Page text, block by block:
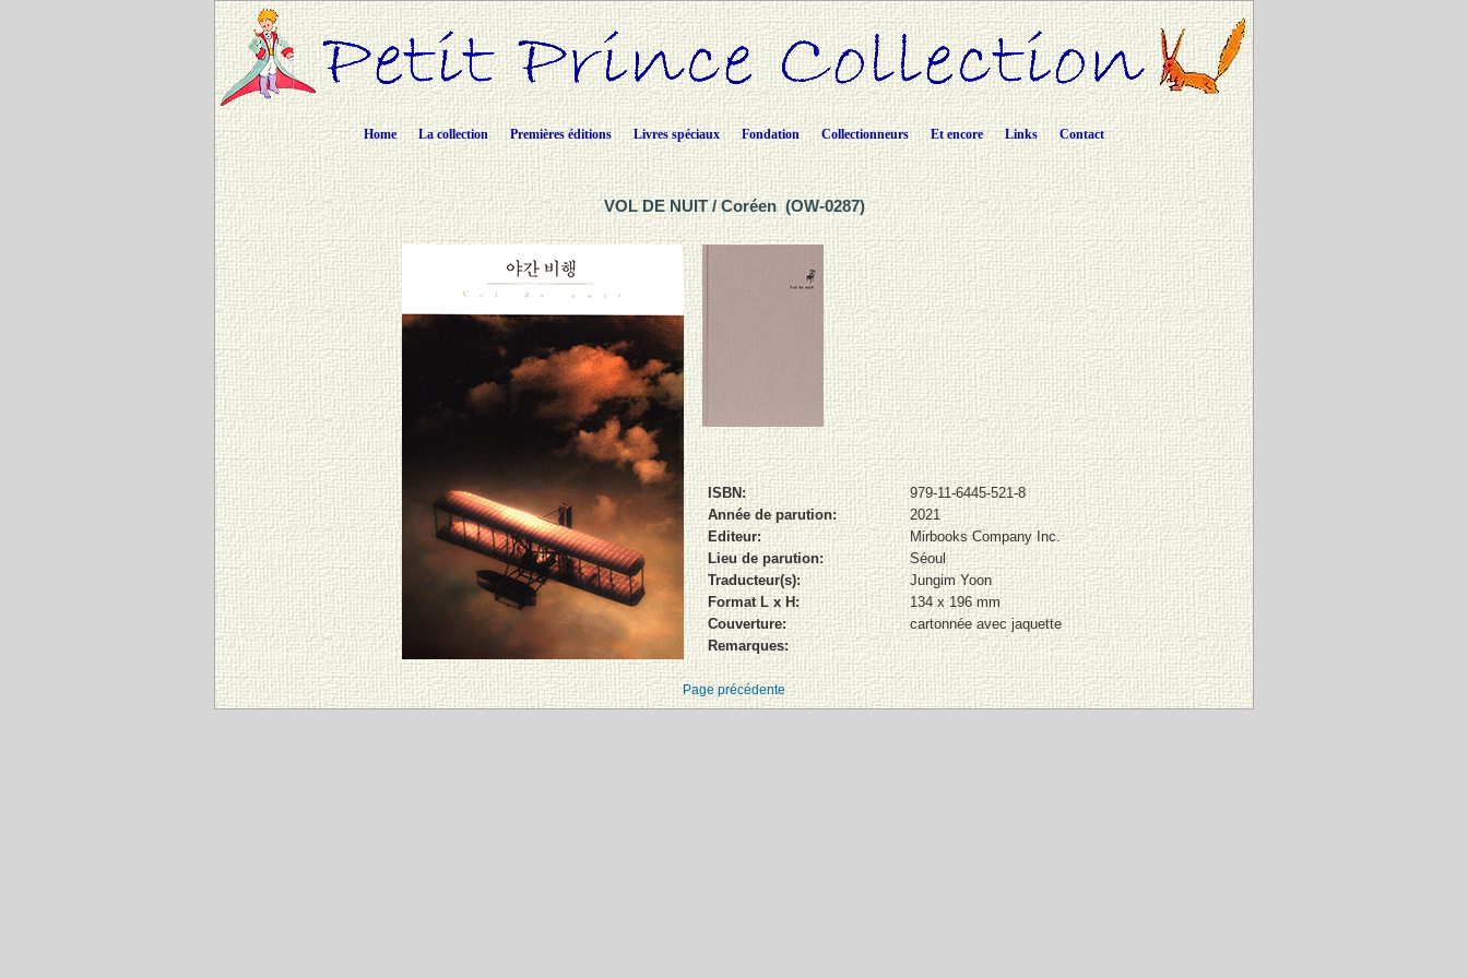
Home La collection Premières éditions Livres spéciaux Fondation Collectionneurs Et encore Links Contact
VOL DE NUIT / Coréen (OW-0287)
ISBN:
979-11-6445-521-8
Année de parution:
2021
Editeur:
Mirbooks Company Inc.
Lieu de parution:
Séoul
Traducteur(s):
Jungim Yoon
Format L x H:
134 x 196 mm
Couverture:
cartonnée avec jaquette
Remarques:
Page précédente